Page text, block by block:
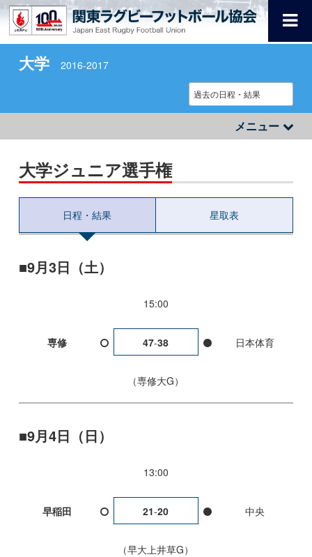
大学 2016-2017
メニュー
大学ジュニア選手権
日程・結果 星取表
9月3日（土）
15:00
専修 47-38 日本体育
専修大G
9月4日（日）
13:00
早稲田 21-20 中央
早大上井草G